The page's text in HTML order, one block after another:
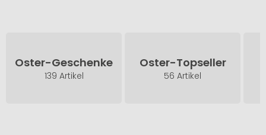
Oster-Geschenke
139 Artikel
Oster-Topseller
56 Artikel